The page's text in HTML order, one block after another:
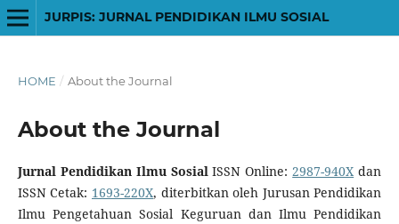
JURPIS: JURNAL PENDIDIKAN ILMU SOSIAL
HOME / About the Journal
About the Journal
Jurnal Pendidikan Ilmu SosialISSN Online: 2987-940X dan
ISSN Cetak: 1693-220X, diterbitkan oleh Jurusan Pendidikan
Ilmu Pengetahuan Sosial Keguruan dan Ilmu Pendidikan